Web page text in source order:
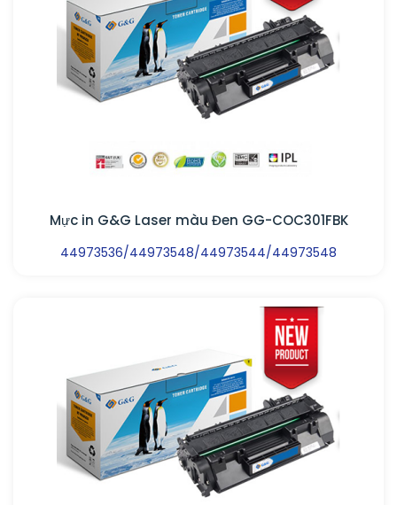
Mực in G&G Laser màu Đen GG-COC301FBK
44973536/44973548/44973544/44973548